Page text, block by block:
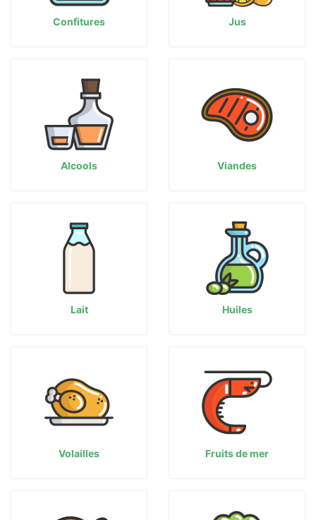
Confitures Jus
Alcools Viandes
Lait Huiles
Volailles Fruits de mer